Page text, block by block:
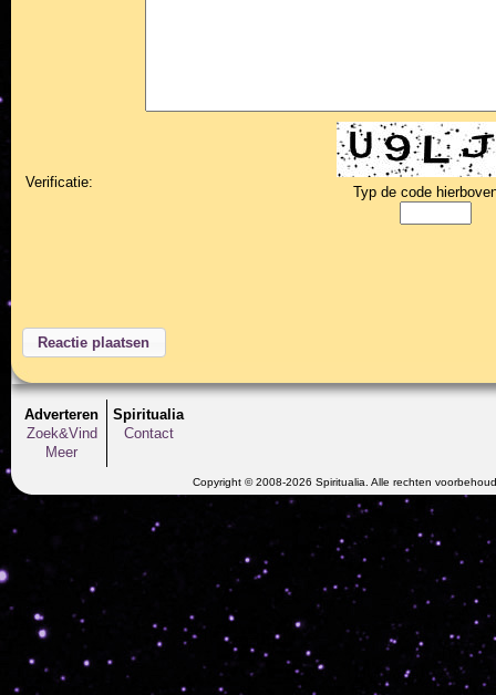
Verificatie:
Typ de code
Adverteren
Zoek&Vind
Meer
Spiritualia
Contact
Copyright © 2008-2026 Spiritualia. Alle rechten